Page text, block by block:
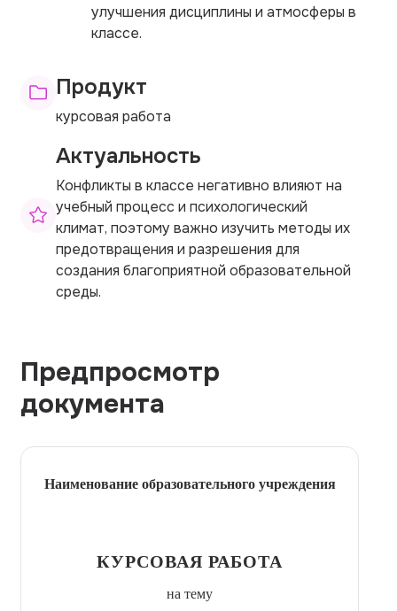
улучшения дисциплины и атмосферы в
классе.
Продукт
курсовая работа
Актуальность
Конфликты в классе негативно влияют на
учебный процесс и психологический
климат, поэтому важно изучить методы их
предотвращения и разрешения для
создания благоприятной образовательной
среды.
Предпросмотр
документа
Наименование образовательного учреждения
КУРСОВАЯ РАБОТА
на тему